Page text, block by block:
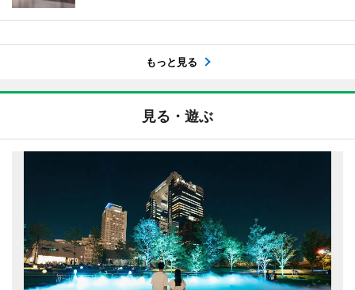
もっと見る
見る・遊ぶ